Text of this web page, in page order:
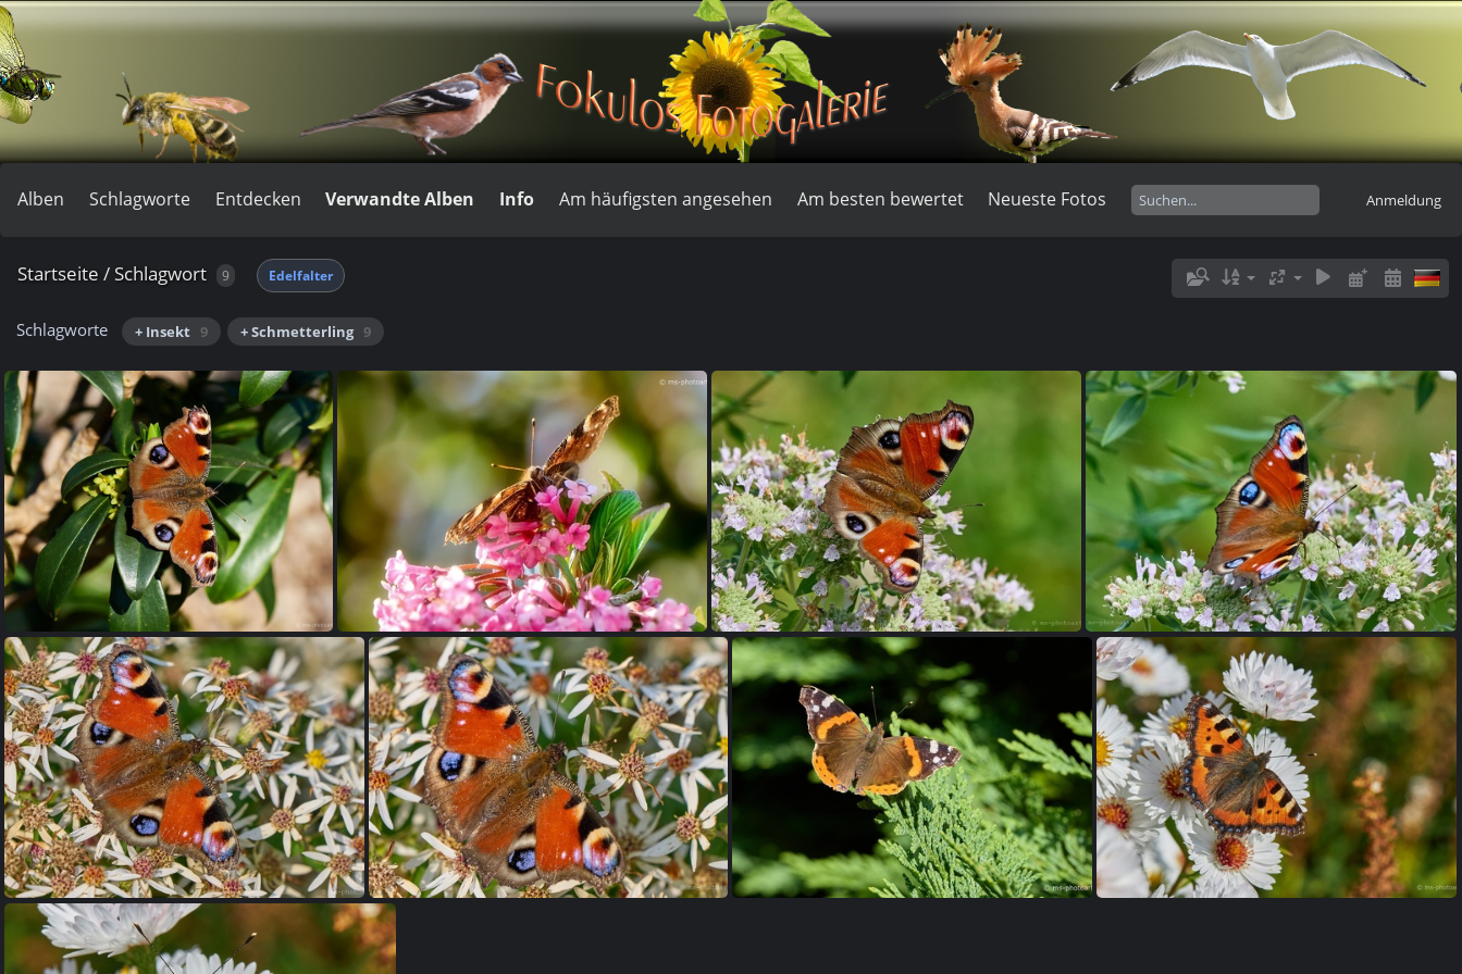
Alben Schlagworte Entdecken Verwandte Alben Info Am häufigsten angesehen Am besten bewertet Neueste Fotos Anmeldung
Startseite /Schlagwort 9 Edelfalter
Schlagworte + Insekt 9 + Schmetterling 9
Tagpfauenauge Tagpfauenauge Tagpfauenauge Tagpfauenauge